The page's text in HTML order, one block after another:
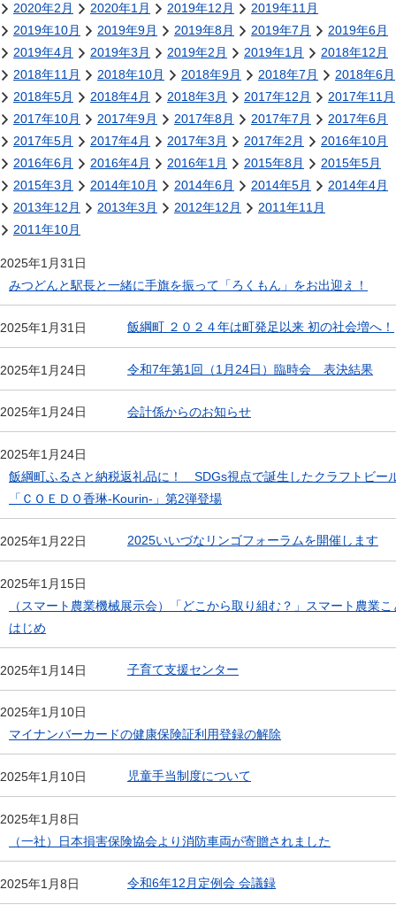
2020年2月
2020年1月 2019年12月
2019年11月
2019年10月
2019年9月 2019年8月 2019年7月
2019年6月
2019年4月
2019年3月 2019年2月 2019年1月
2018年12月
2018年11月
2018年10月 2018年9月 2018年7月
2018年6月
2018年5月
2018年4月 2018年3月 2017年12月
2017年11月
2017年10月
2017年9月 2017年8月 2017年7月
2017年6月
2017年5月
2017年4月 2017年3月 2017年2月
2016年10月
2016年6月
2016年4月 2016年1月 2015年8月
2015年5月
2015年3月
2014年10月 2014年6月 2014年5月
2014年4月
2013年12月
2013年3月 2012年12月
2011年11月
2011年10月
2025年1月31日
みつどんと駅長と一緒に手旗を振って「ろくもん」をお出迎え！
2025年1月31日 飯綱町 ２０２４年は町発足以来 初の社会増へ！
2025年1月24日 令和7年第1回（1月24日）臨時会 表決結果
2025年1月24日 会計係からのお知らせ
2025年1月24日
飯綱町ふるさと納税返礼品に！ SDGs視点で誕生したクラフトビー
「ＣＯＥＤＯ香琳-Kourin-」第2弾登場
2025年1月22日 2025いいづなリンゴフォーラムを開催します
2025年1月15日
（スマート農業機械展示会）「どこから取り組む？」スマート農業こ
はじめ
2025年1月14日 子育て支援センター
2025年1月10日
マイナンバーカードの健康保険証利用登録の解除
2025年1月10日 児童手当制度について
2025年1月8日
（一社）日本損害保険協会より消防車両が寄贈されました
2025年1月8日 令和6年12月定例会 会議録